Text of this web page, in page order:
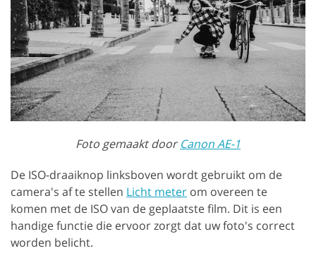
Foto gemaakt doorCanon AE-1
De ISO-draaiknop linksboven wordt gebruikt om de
camera's af te stellen Licht meter om overeen te
komen met de ISO van de geplaatste film. Dit is een
handige functie die ervoor zorgt dat uw foto's correct
worden belicht.